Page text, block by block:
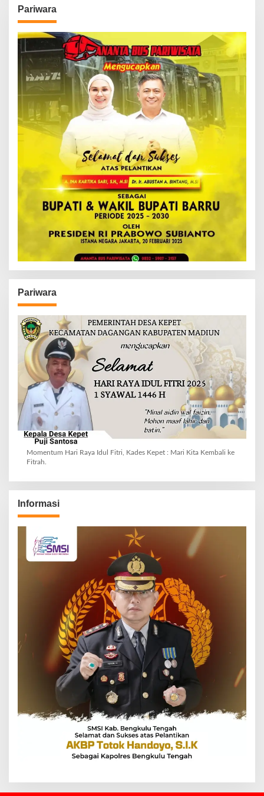
Pariwara
Pariwara
Momentum Hari Raya Idul Fitri, Kades Kepet : Mari Kita Kembali ke
Fitrah.
Informasi